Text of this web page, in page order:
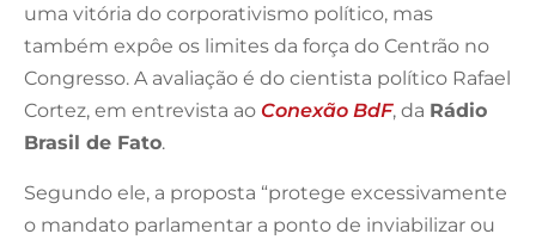
uma vitória do corporativismo político, mas
também expôe os limites da força do Centrão no
Congresso. A avaliação é do cientista político Rafael
Cortez, em entrevista ao Conexão BdF, da Rádio
Brasil de Fato.
Segundo ele, a proposta “protege excessivamente
o mandato parlamentar a ponto de inviabilizar ou